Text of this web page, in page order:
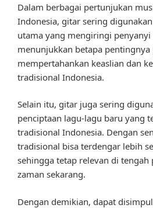
Dalam berbagai pertunjukan
Indonesia, gitar sering
utama yang mengiringi
menunjukkan betapa
mempertahankan keaslian dan
tradisional Indonesia.
Selain itu, gitar juga sering
penciptaan lagu-lagu baru yang
tradisional Indonesia. Dengan
tradisional bisa terdengar lebih
sehingga tetap relevan di
zaman sekarang.
Dengan demikian, dapat